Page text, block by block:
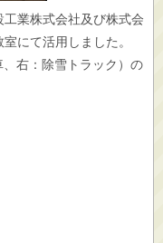
業株式会社及び株式会
にて活用しました。
、右：除雪トラック）の